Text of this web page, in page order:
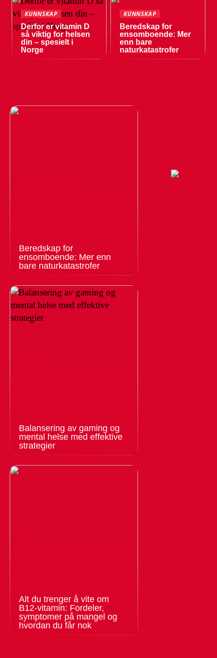
KUNNSKAP
Derfor er vitamin D
så viktig for helsen
din – spesielt i
Norge
KUNNSKAP
Beredskap for
ensomboende: Mer
enn bare
naturkatastrofer
Beredskap for
ensomboende: Mer enn
bare naturkatastrofer
Balansering av gaming og
mental helse med effektive
strategier
Alt du trenger å vite om
B12-vitamin: Fordeler,
symptomer på mangel og
hvordan du får nok